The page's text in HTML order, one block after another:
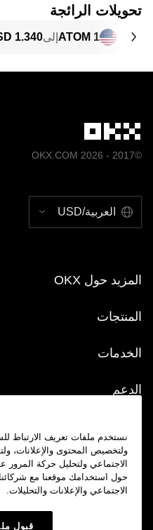
تحويلات الرائجة
1 ATOM إلى
©2017 - 2026 OKX.COM
العربية/USD
المزيد حول OKX
المنتجات
الخدمات
الدعم
حاسبة العملات الرقمية
تداول
نستخدم ملفات تعريف الارتباط
ولتخصيص المحتوى والإعلانات،
الاجتماعي ولتحليل حركة
حول استخدامك موقعنا مع
الاجتماعي والإعلانات والتحليلات.
قبول